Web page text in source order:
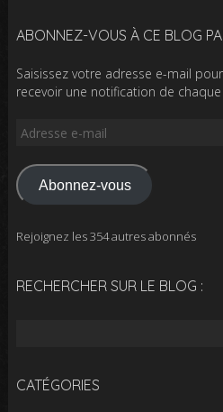
ABONNEZ-VOUS À CE BLOG
Saisissez votre adresse e-mail
recevoir une notification de
Adresse
mail
Abonnez-vous
Rejoignez les 354 autres abonnés
RECHERCHER SUR LE BLOG :
CATÉGORIES